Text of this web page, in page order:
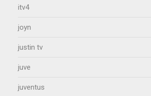
itv4
joyn
justin tv
juve
juventus